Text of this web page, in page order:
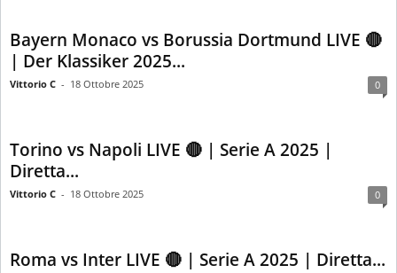
Bayern Monaco vs Borussia Dortmund LIVE 🔴
| Der Klassiker 2025...
Vittorio C - 18 Ottobre 2025 0
Torino vs Napoli LIVE 🔴 | Serie A 2025 |
Diretta...
Vittorio C - 18 Ottobre 2025 0
Roma vs Inter LIVE 🔴 | Serie A 2025 | Diretta...